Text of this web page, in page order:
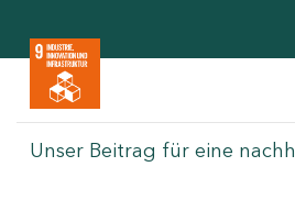
Unser Beitrag für eine